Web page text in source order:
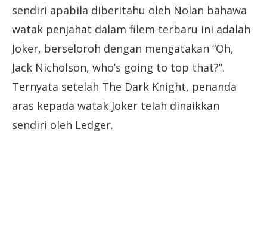
sendiri apabila diberitahu oleh Nolan bahawa
watak penjahat dalam filem terbaru ini adalah
Joker, berseloroh dengan mengatakan “Oh,
Jack Nicholson, who’s going to top that?”.
Ternyata setelah The Dark Knight, penanda
aras kepada watak Joker telah dinaikkan
sendiri oleh Ledger.